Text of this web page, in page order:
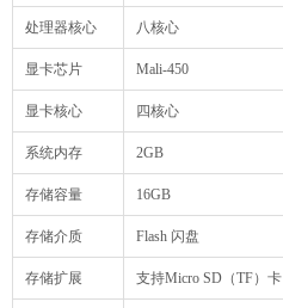
处理器核心 八核心
显卡芯片 Mali-450
显卡核心 四核心
系统内存 2GB
存储容量 16GB
存储介质 Flash 闪盘
存储扩展 支持Micro SD（TF）卡